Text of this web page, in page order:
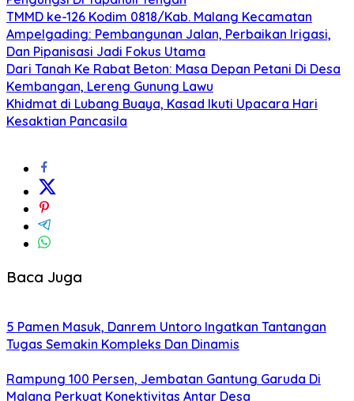
TMMD ke-126 Kodim 0818/Kab. Malang Kecamatan
Ampelgading: Pembangunan Jalan, Perbaikan Irigasi,
Dan Pipanisasi Jadi Fokus Utama
Dari Tanah Ke Rabat Beton: Masa Depan Petani Di Desa
Kembangan, Lereng Gunung Lawu
Khidmat di Lubang Buaya, Kasad Ikuti Upacara Hari
Kesaktian Pancasila
Baca Juga
5 Pamen Masuk, Danrem Untoro Ingatkan Tantangan
Tugas Semakin Kompleks Dan Dinamis
Rampung 100 Persen, Jembatan Gantung Garuda Di
Malang Perkuat Konektivitas Antar Desa